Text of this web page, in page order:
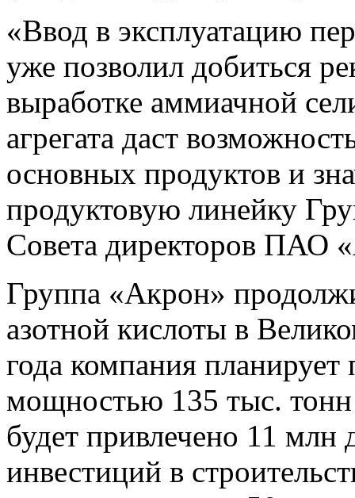
«Ввод в эксплуатацию
уже позволил добиться
выработке аммиачной
агрегата даст
основных продуктов и
продуктовую линейку
Совета директоров ПАО
Группа «Акрон»
азотной кислоты в
года компания планирует
мощностью 135 тыс. тонн
будет привлечено 11
инвестиций в